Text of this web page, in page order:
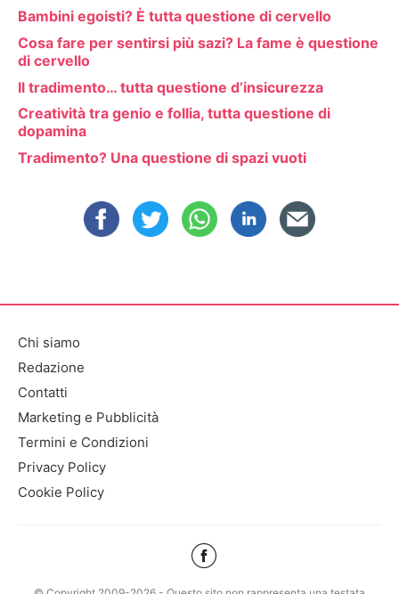
Bambini egoisti? È tutta questione di cervello
Cosa fare per sentirsi più sazi? La fame è questione
di cervello
Il tradimento… tutta questione d’insicurezza
Creatività tra genio e follia, tutta questione di
dopamina
Tradimento? Una questione di spazi vuoti
Chi siamo
Redazione
Contatti
Marketing e Pubblicità
Termini e Condizioni
Privacy Policy
Cookie Policy